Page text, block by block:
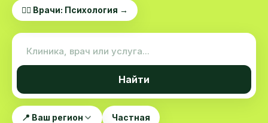
👨‍⚕️ Врачи: Психология →
Найти
📍 Ваш регион Частная